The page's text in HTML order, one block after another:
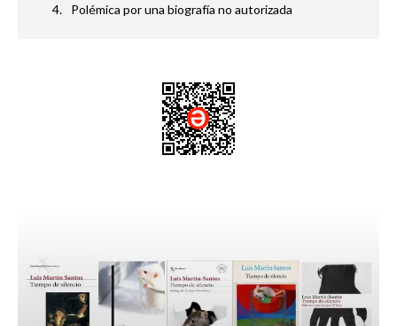
Polémica por una biografía no autorizada